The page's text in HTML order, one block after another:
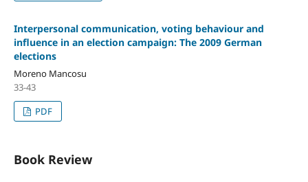
Interpersonal communication, voting behaviour and
influence in an election campaign: The 2009 German
elections
Moreno Mancosu
33-43
PDF
Book Review